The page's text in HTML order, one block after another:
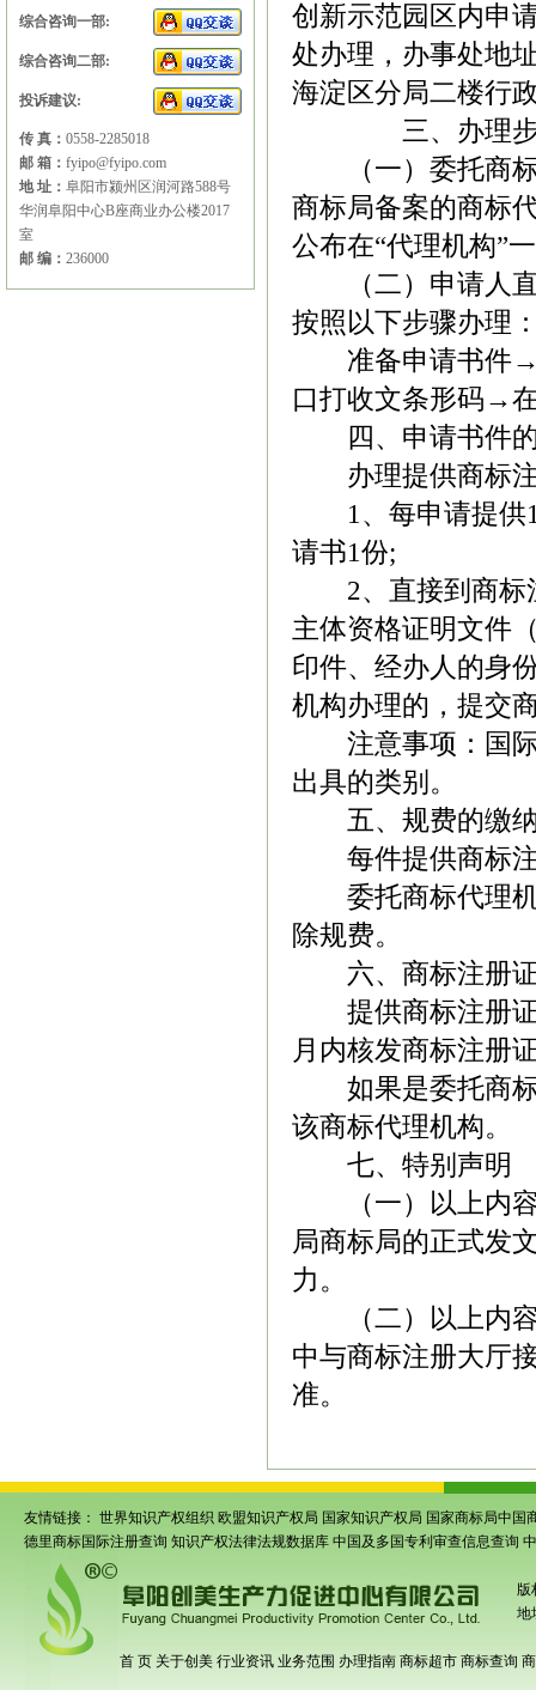
综合咨询一部:
综合咨询二部:
投诉建议:
传 真： 0558-2285018
邮 箱： fyipo@fyipo.com
地 址： 阜阳市颍州区润河路588号
华润阜阳中心B座商业办公楼2017
室
邮 编： 236000
创新示范园区内申
处办理，办事处地
海淀区分局二楼行
三、办理
（一）委托商
商标局备案的商标
公布在“代理机构”
（二）申请人
按照以下步骤办理
准备申请书件
口打收文条形码→
四、申请书件
办理提供商标
1、每申请提供
请书1份;
2、直接到商
主体资格证明文件
印件、经办人的身
机构办理的，提交
注意事项：国
出具的类别。
五、规费的缴
每件提供商标
委托商标代理
除规费。
六、商标注册
提供商标注册
月内核发商标注册
如果是委托商
该商标代理机构。
七、特别声明
（一）以上内
局商标局的正式发
力。
（二）以上内
中与商标注册大厅
准。
友情链接： 世界知识产权组织 欧盟知识产权局 国家知识产权局 国家商标局中国
德里商标国际注册查询 知识产权法律法规数据库 中国及多国专利审查信息查询
版
地
首 页 关于创美 行业资讯 业务范围 办理指南 商标超市 商标查询